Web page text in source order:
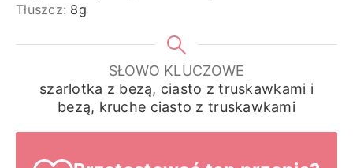
Tłuszcz: 8g
SŁOWO KLUCZOWE
szarlotka z bezą, ciasto z truskawkami i
bezą, kruche ciasto z truskawkami